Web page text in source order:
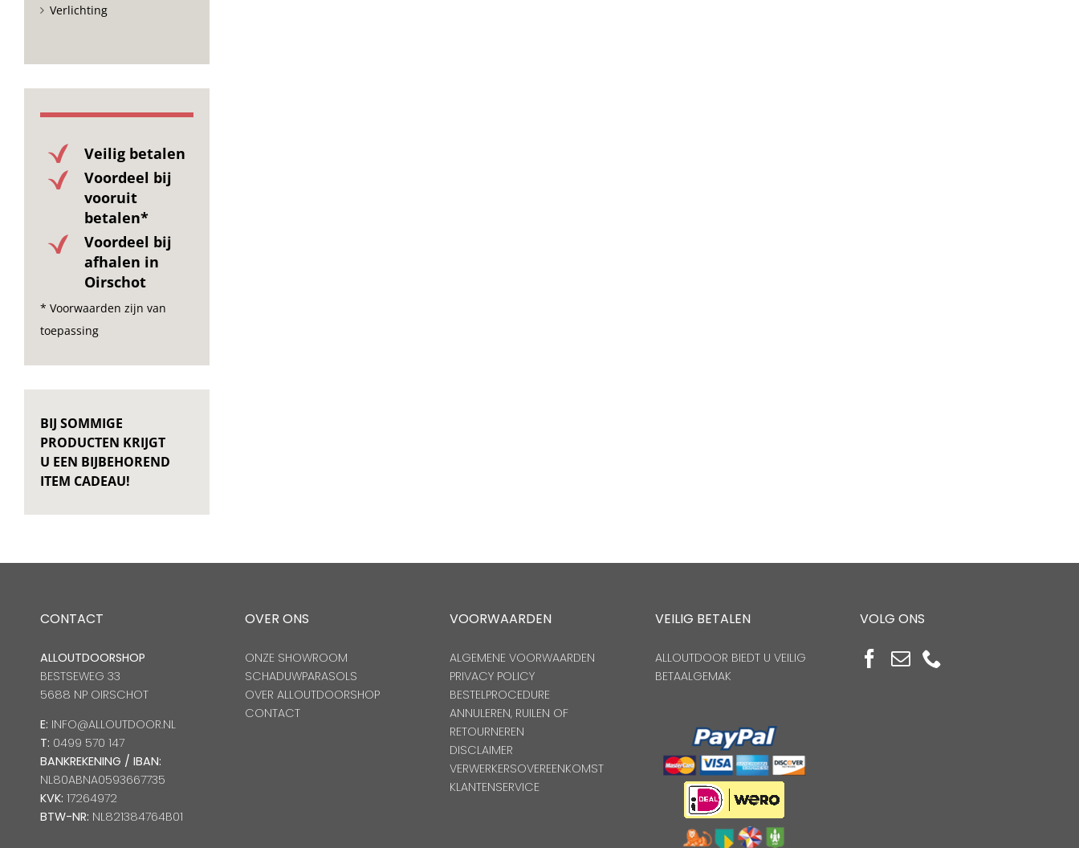
Verlichting
Veilig betalen
Voordeel bij
vooruit
betalen*
Voordeel bij
afhalen in
Oirschot
* Voorwaarden zijn van
toepassing
BIJ SOMMIGE
PRODUCTEN KRIJGT
U EEN BIJBEHOREND
ITEM CADEAU!
CONTACT
ALLOUTDOORSHOP
BESTSEWEG 33
5688 NP OIRSCHOT
E: INFO@ALLOUTDOOR.NL
T: 0499 570 147
BANKREKENING / IBAN:
NL80ABNA0593667735
KVK: 17264972
BTW-NR: NL821384764B01
OVER ONS
ONZE SHOWROOM
SCHADUWPARASOLS
OVER ALLOUTDOORSHOP
CONTACT
VOORWAARDEN
ALGEMENE VOORWAARDEN
PRIVACY POLICY
BESTELPROCEDURE
ANNULEREN, RUILEN OF
RETOURNEREN
DISCLAIMER
VERWERKERSOVEREENKOMST
KLANTENSERVICE
VEILIG BETALEN
ALLOUTDOOR BIEDT U VEILIG
BETAALGEMAK
VOLG ONS